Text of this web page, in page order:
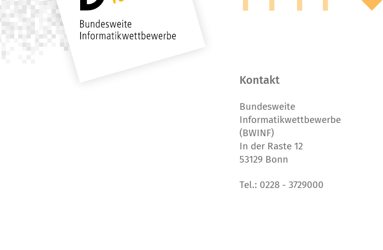
Kontakt
Bundesweite
Informatikwettbewerbe
(BWINF)
In der Raste 12
53129 Bonn
Tel.: 0228 - 3729000